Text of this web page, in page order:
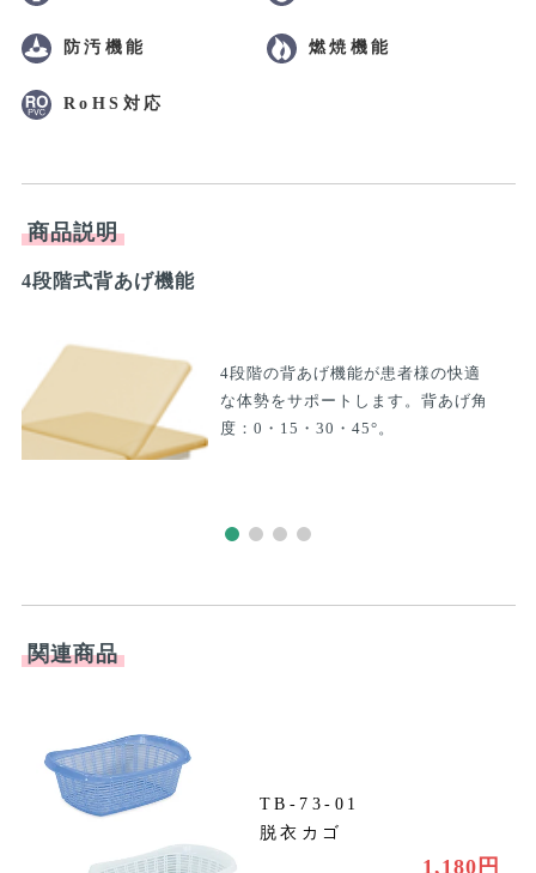
防汚機能 燃焼機能
RoHS対応
商品説明
4段階式背あげ機能
4段階の背あげ機能が患者様の快適
な体勢をサポートします。背あげ角
度：0・15・30・45°。
関連商品
TB-73-01
脱衣カゴ
1,180円